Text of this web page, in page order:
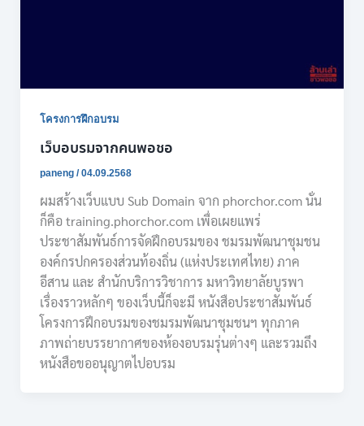
โครงการฝึกอบรม
เว็บอบรมจากคนพอชอ
paneng /04.09.2568
ผมสร้างเว็บแบบ Sub Domain จาก phorchor.com นั่น
ก็คือ training.phorchor.com เพื่อเผยแพร่
ประชาสัมพันธ์การจัดฝึกอบรมของ ชมรมพัฒนาชุมชน
องค์กรปกครองส่วนท้องถิ่น (แห่งประเทศไทย) ภาค
อีสาน และ สำนักบริการวิชาการ มหาวิทยาลัยบูรพา
เรื่องราวหลักๆ ของเว็บนี้ก็จะมี หนังสือประชาสัมพันธ์
โครงการฝึกอบรมของชมรมพัฒนาชุมชนฯ ทุกภาค
ภาพถ่ายบรรยากาศของห้องอบรมรุ่นต่างๆ และรวมถึง
หนังสือขออนุญาตไปอบรม